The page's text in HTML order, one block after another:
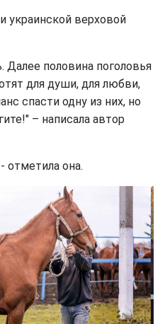
украинской верховой
Далее половина поголовья
для души, для любви,
спасти одну из них, но
– написала автор
отметила она.